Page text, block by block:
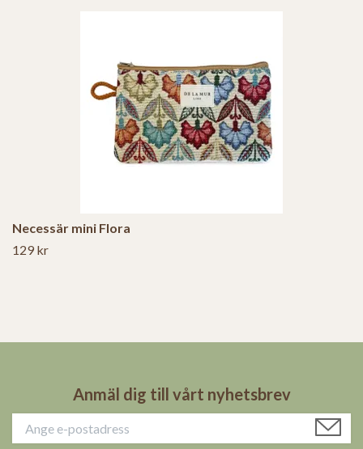
Necessär mini Flora
129 kr
Anmäl dig till vårt nyhetsbrev